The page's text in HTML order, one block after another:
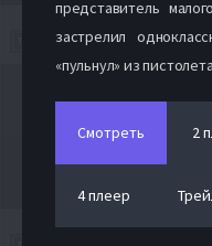
представитель
застрелил
«пульнул» из
Смотреть 2
4 плеер